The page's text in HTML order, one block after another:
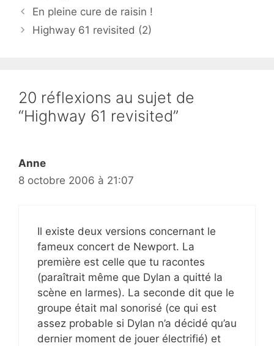
En pleine cure de raisin !
Highway 61 revisited (2)
20 réflexions au sujet de
“Highway 61 revisited”
Anne
8 octobre 2006 à 21:07
Il existe deux versions concernant le
fameux concert de Newport. La
première est celle que tu racontes
(paraîtrait même que Dylan a quitté la
scène en larmes). La seconde dit que le
groupe était mal sonorisé (ce qui est
assez probable si Dylan n’a décidé qu’au
dernier moment de jouer électrifié) et